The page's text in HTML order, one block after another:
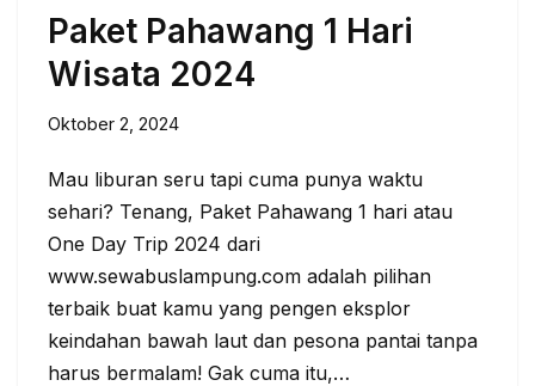
Paket Pahawang 1 Hari
Wisata 2024
Oktober 2, 2024
Mau liburan seru tapi cuma punya waktu
sehari? Tenang, Paket Pahawang 1 hari atau
One Day Trip 2024 dari
www.sewabuslampung.com adalah pilihan
terbaik buat kamu yang pengen eksplor
keindahan bawah laut dan pesona pantai tanpa
harus bermalam! Gak cuma itu,…